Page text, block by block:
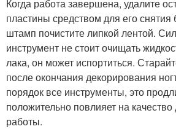
Когда работа завершена, удалите
пластины средством для его снятия
штамп почистите липкой лентой.
инструмент не стоит очищать
лака, он может испортиться.
после окончания декорирования
порядок все инструменты, это
положительно повлияет на
работы.